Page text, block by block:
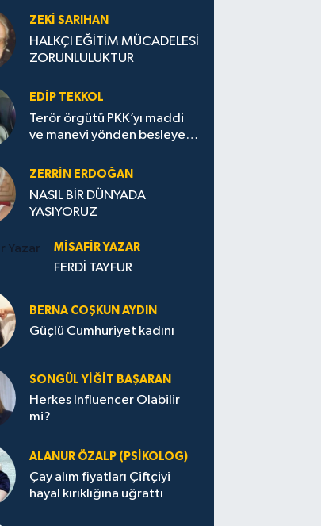
ZEKI SARIHAN
HALKÇI EĞİTİM MÜCADELESİ
ZORUNLULUKTUR
EDIP TEKKOL
Terör örgütü PKK’yı maddi
ve manevi yönden besleyen
ZERRIN ERDOĞAN
NASIL BİR DÜNYADA
YAŞIYORUZ
MISAFIR YAZAR
FERDİ TAYFUR
BERNA COŞKUN AYDIN
Güçlü Cumhuriyet kadını
SONGÜL YIĞIT BAŞARAN
Herkes Influencer Olabilir
mi?
ALANUR ÖZALP (PSIKOLOG)
Çay alım fiyatları Çiftçiyi
hayal kırıklığına uğrattı